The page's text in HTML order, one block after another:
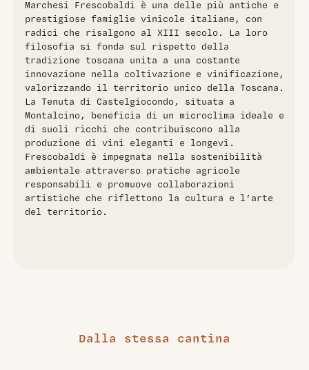
come mora e prugna, intrecciati a note di tabacco, caffè,
spezie dolci come cannella e pepe, e sfumature
balsamiche. In bocca avvolge con una struttura solida e
armoniosa, tannini fitti e vellutati ben integrati all'alcolicità
equilibrata, offrendo un palato lungo, persistente e
minerale. Prodotto dalla rinomata Tenuta di
Castelgiocondo, questo millesimato 2004 è ideale per
l'invecchiamento e l'abbinamento con selvaggina, arrosti e
formaggi stagionati.
Marchesi Frescobaldi è una delle più antiche e
prestigiose famiglie vinicole italiane, con
radici che risalgono al XIII secolo. La loro
filosofia si fonda sul rispetto della
tradizione toscana unita a una costante
innovazione nella coltivazione e vinificazione,
valorizzando il territorio unico della Toscana.
La Tenuta di Castelgiocondo, situata a
Montalcino, beneficia di un microclima ideale e
di suoli ricchi che contribuiscono alla
produzione di vini eleganti e longevi.
Frescobaldi è impegnata nella sostenibilità
ambientale attraverso pratiche agricole
responsabili e promuove collaborazioni
artistiche che riflettono la cultura e l’arte
del territorio.
Dalla stessa cantina